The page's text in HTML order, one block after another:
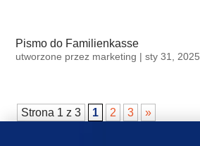
Pismo do Familienkasse
utworzone przez marketing |sty 31, 2025
Strona 1 z 3 1 2 3 »